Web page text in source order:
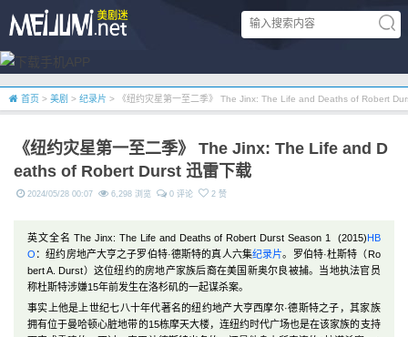
首页 > 美剧 > 纪录片 > 《纽约灾星第一至二季》 The Jinx: The Life and Deaths of Robert
《纽约灾星第一至二季》 The Jinx: The Life and D
eaths of Robert Durst 迅雷下载
2024/05/28 00:07 6,298 浏览 0 评论 2 赞
英文全名 The Jinx: The Life and Deaths of Robert Durst Season 1 (2015)HB
O ：纽约房地产大亨之子罗伯特·德斯特的真人六集纪录片。罗伯特·杜斯特（Ro
bert A. Durst）这位纽约的房地产家族后裔在美国新奥尔良被捕。当地执法官员
称杜斯特涉嫌15年前发生在洛杉矶的一起谋杀案。
事实上他是上世纪七八十年代著名的纽约地产大亨西摩尔·德斯特之子，其家族
拥有位于曼哈顿心脏地带的15栋摩天大楼，连纽约时代广场也是在该家族的支持